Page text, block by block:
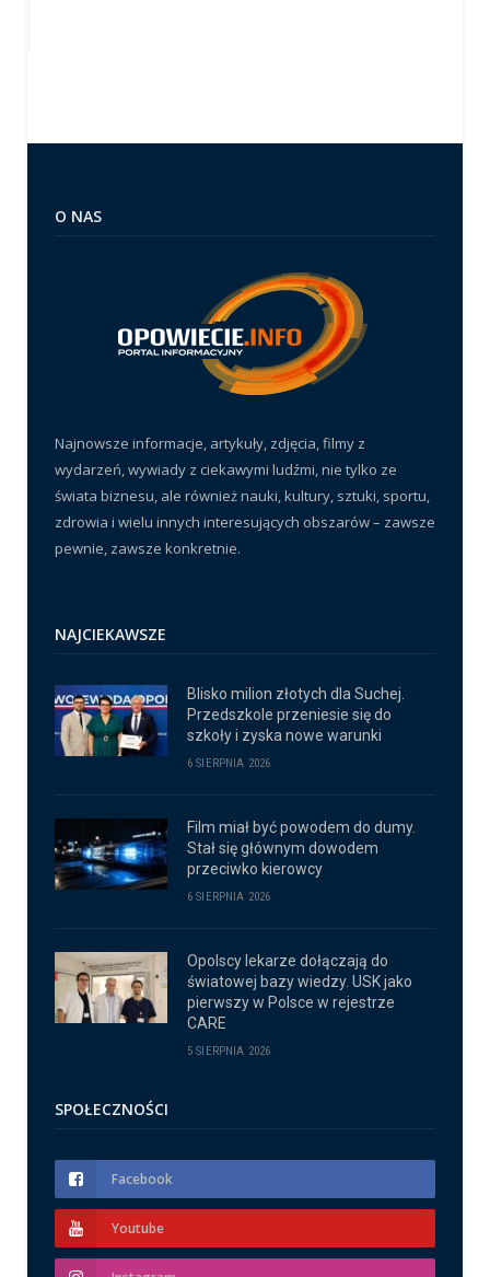
O NAS
Najnowsze informacje, artykuły, zdjęcia, filmy z
wydarzeń, wywiady z ciekawymi ludźmi, nie tylko ze
świata biznesu, ale również nauki, kultury, sztuki, sportu,
zdrowia i wielu innych interesujących obszarów – zawsze
pewnie, zawsze konkretnie.
NAJCIEKAWSZE
Blisko milion złotych dla Suchej.
Przedszkole przeniesie się do
szkoły i zyska nowe warunki
6 SIERPNIA 2026
Film miał być powodem do dumy.
Stał się głównym dowodem
przeciwko kierowcy
6 SIERPNIA 2026
Opolscy lekarze dołączają do
światowej bazy wiedzy. USK jako
pierwszy w Polsce w rejestrze
CARE
5 SIERPNIA 2026
SPOŁECZNOŚCI
Facebook
Youtube